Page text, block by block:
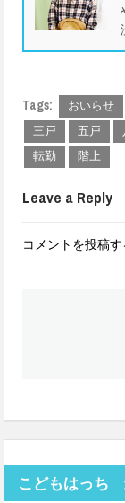
Tags: おいらせ
三戸
五戸
転勤
階上
Leave a Reply
コメントを投稿
こどもはっち